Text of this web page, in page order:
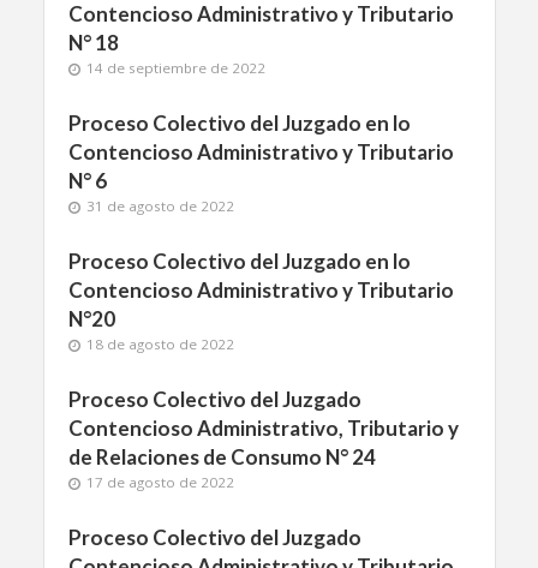
Contencioso Administrativo y Tributario
N° 18
14 de septiembre de 2022
Proceso Colectivo del Juzgado en lo
Contencioso Administrativo y Tributario
N° 6
31 de agosto de 2022
Proceso Colectivo del Juzgado en lo
Contencioso Administrativo y Tributario
N°20
18 de agosto de 2022
Proceso Colectivo del Juzgado
Contencioso Administrativo, Tributario y
de Relaciones de Consumo N° 24
17 de agosto de 2022
Proceso Colectivo del Juzgado